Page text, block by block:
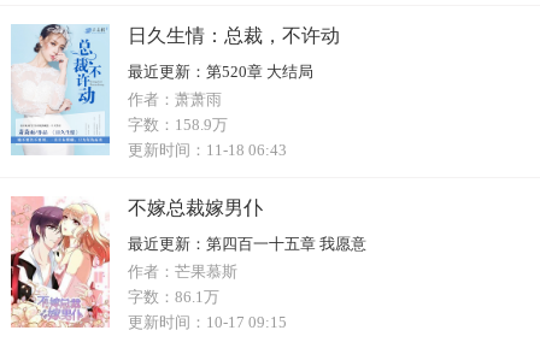
日久生情：总裁，不许动
最近更新：
第520章 大结局
作者： 萧萧雨
字数： 158.9万
更新时间： 11-18 06:43
不嫁总裁嫁男仆
最近更新： 第四百一十五章 我愿意
作者： 芒果慕斯
字数： 86.1万
更新时间： 10-17 09:15